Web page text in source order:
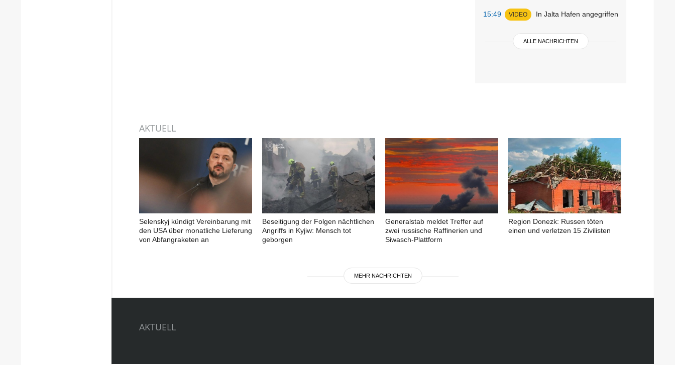
15:49 VIDEO In Jalta Hafen angegriffen
ALLE NACHRICHTEN
AKTUELL
Selenskyj kündigt Vereinbarung mit
den USA über monatliche Lieferung
von Abfangraketen an
Beseitigung der Folgen nächtlichen
Angriffs in Kyjiw: Mensch tot
geborgen
Generalstab meldet Treffer auf
zwei russische Raffinerien und
Siwasch-Plattform
Region Donezk: Russen töten
einen und verletzen 15 Zivilisten
MEHR NACHRICHTEN
AKTUELL